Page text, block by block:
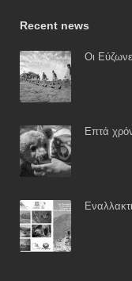
Recent news
Οι
Επτά